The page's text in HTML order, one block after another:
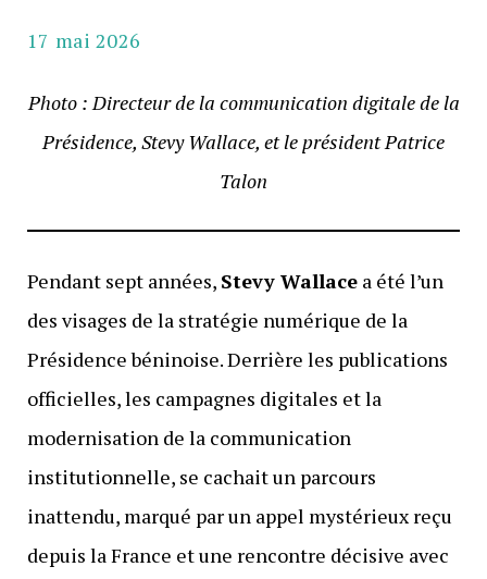
17 mai 2026
Photo : Directeur de la communication digitale de la
Présidence, Stevy Wallace, et le président Patrice
Talon
Pendant sept années, Stevy Wallacea été l’un
des visages de la stratégie numérique de la
Présidence béninoise. Derrière les publications
officielles, les campagnes digitales et la
modernisation de la communication
institutionnelle, se cachait un parcours
inattendu, marqué par un appel mystérieux reçu
depuis la France et une rencontre décisive avec